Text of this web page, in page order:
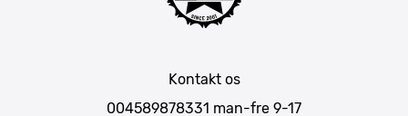
Kontakt os
004589878331 man-fre 9-17